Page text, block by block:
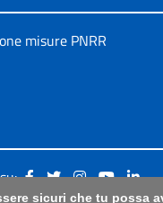
misure PNRR
sicuri che tu possa